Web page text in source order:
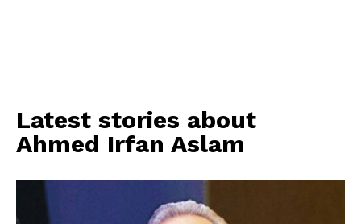
Latest stories about
Ahmed Irfan Aslam